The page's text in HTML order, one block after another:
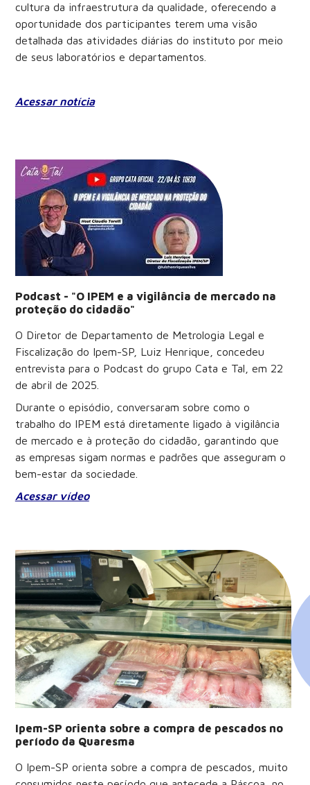
cultura da infraestrutura da qualidade, oferecendo a
oportunidade dos participantes terem uma visão
detalhada das atividades diárias do instituto por meio
de seus laboratórios e departamentos.
Acessar notícia
Podcast - "O IPEM e a vigilância de mercado na
proteção do cidadão"
O Diretor de Departamento de Metrologia Legal e
Fiscalização do Ipem-SP, Luiz Henrique, concedeu
entrevista para o Podcast do grupo Cata e Tal, em 22
de abril de 2025.
Durante o episódio, conversaram sobre como o
trabalho do IPEM está diretamente ligado à vigilância
de mercado e à proteção do cidadão, garantindo que
as empresas sigam normas e padrões que asseguram o
bem-estar da sociedade.
Acessar vídeo
Ipem-SP orienta sobre a compra de pescados no
período da Quaresma
O Ipem-SP orienta sobre a compra de pescados, muito